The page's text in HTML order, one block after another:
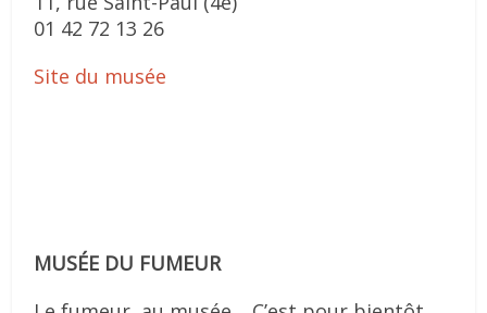
01 42 72 13 26
Site du musée
MUSÉE DU FUMEUR